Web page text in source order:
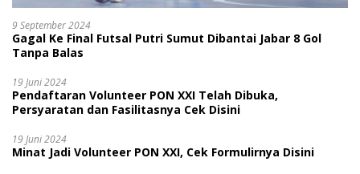
9 September 2024
Gagal Ke Final Futsal Putri Sumut Dibantai Jabar 8 Gol
Tanpa Balas
19 Juni 2024
Pendaftaran Volunteer PON XXI Telah Dibuka,
Persyaratan dan Fasilitasnya Cek Disini
19 Juni 2024
Minat Jadi Volunteer PON XXI, Cek Formulirnya Disini